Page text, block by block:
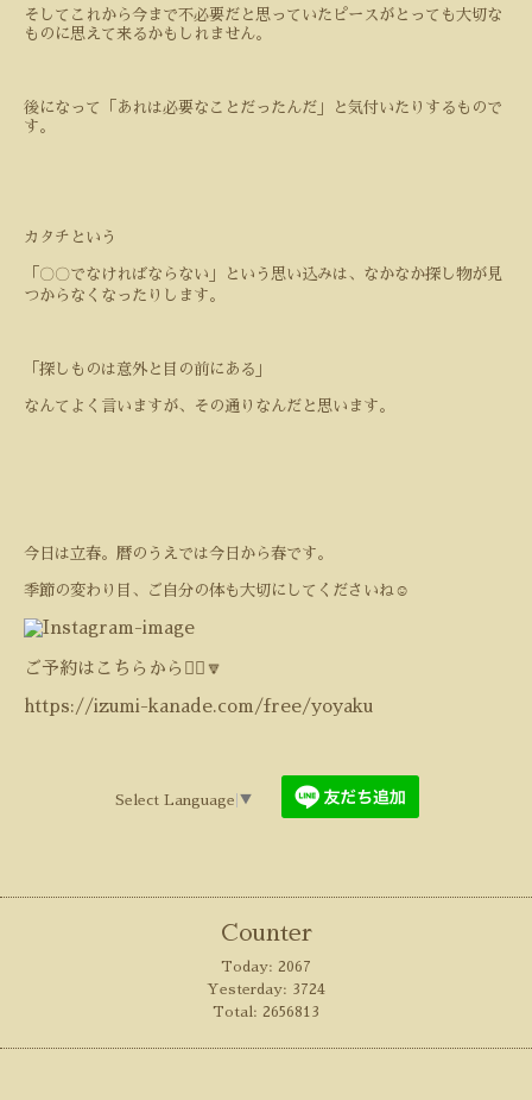
そしてこれから今まで不必要だと思っていたピースがとっても大切な
ものに思えて来るかもしれません。
後になって「あれは必要なことだったんだ」と気付いたりするもので
す。
カタチという
「〇〇でなければならない」という思い込みは、なかなか探し物が見
つからなくなったりします。
「探しものは意外と目の前にある」
なんてよく言いますが、その通りなんだと思います。
今日は立春。暦のうえでは今日から春です。
季節の変わり目、ご自分の体も大切にしてくださいね☺️
ご予約はこちらから💁‍♀️🔽
https://izumi-kanade.com/free/yoyaku
Select Language ▼
Counter
Today: 2067
Yesterday: 3724
Total: 2656813